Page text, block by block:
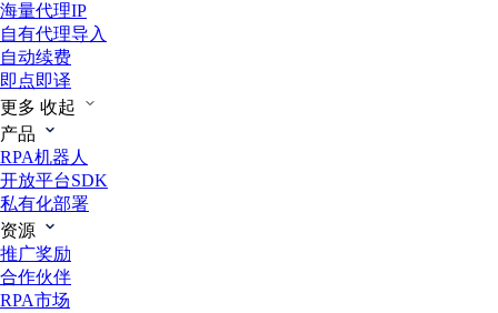
海量代理IP
自有代理导入
自动续费
即点即译
更多 收起
产品
RPA机器人
开放平台SDK
私有化部署
资源
推广奖励
合作伙伴
RPA市场